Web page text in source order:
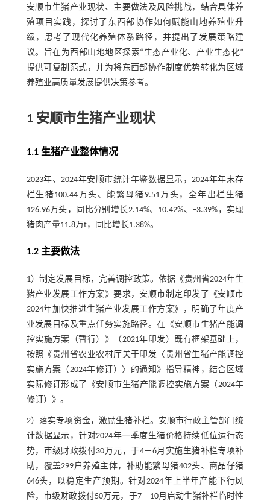
安顺市生猪产业现状、主要做法及风险挑战，结合具体养
殖项目实践，探讨了东西部协作如何赋能山地养殖业升
级，思考了现代化养殖体系路径，并提出了发展策略建
议。旨在为西部山地地区探索“生态产业化、产业生态化”
提供可复制范式，并为将东西部协作制度优势转化为区域
养殖业高质量发展提供决策参考。
1 安顺市生猪产业现状
1.1 生猪产业整体情况
2023年、2024年安顺市统计年鉴数据显示，2024年年末存
栏生猪100.44万头、能繁母猪9.51万头，全年出栏生猪
126.96万头，同比分别增长2.14%、10.42%、‒3.39%，实现
猪肉产量11.8万t，同比增长1.38%。
1.2 主要做法
1）制定发展目标，完善调控政策。依据《贵州省2024年生
猪产业发展工作方案》要求，安顺市制定印发了《安顺市
2024年加快推进生猪产业发展工作方案》，明确了年度产
业发展目标及重点任务实施路径。在《安顺市生猪产能调
控实施方案（暂行）》（2021年印发）既有框架基础上，
按照《贵州省农业农村厅关于印发〈贵州省生猪产能调控
实施方案（2024年修订）〉的通知》指导精神，结合区域
实际修订形成了《安顺市生猪产能调控实施方案（2024年
修订）》。
2）落实专项资金，激励生猪补栏。安顺市行政主管部门统
计数据显示，针对2024年一季度生猪价格持续低位运行态
势，市级财政拨付30万元，于4－6月实施生猪补栏专项补
助，覆盖299户养殖主体，补助能繁母猪402头、商品仔猪
646头，以稳定生产预期。针对2024年上半年产能下行风
险，市级财政拨付50万元，于7－10月启动生猪补栏临时性